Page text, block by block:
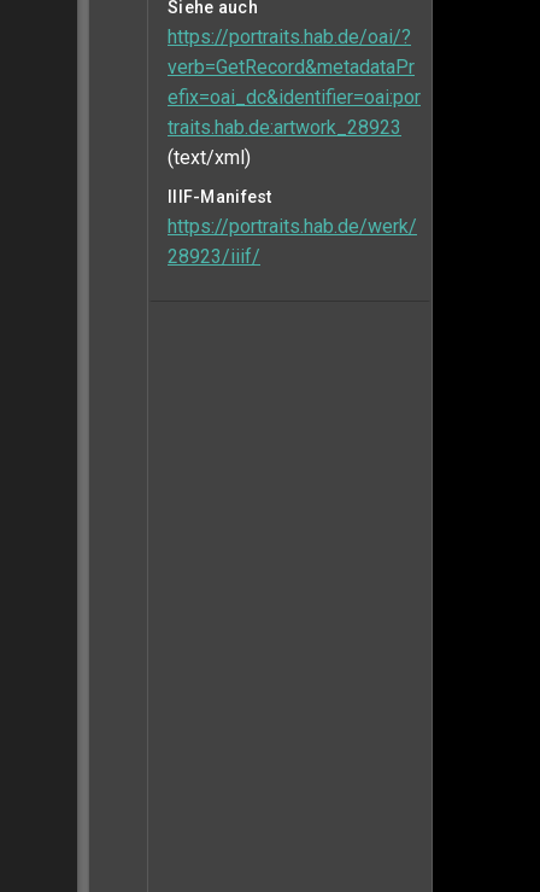
Siehe auch
https://portraits.hab.de/oai/?
verb=GetRecord&metadataPr
efix=oai_dc&identifier=oai:por
traits.hab.de:artwork_28923
(text/xml)
IIIF-Manifest
https://portraits.hab.de/werk/
28923/iiif/